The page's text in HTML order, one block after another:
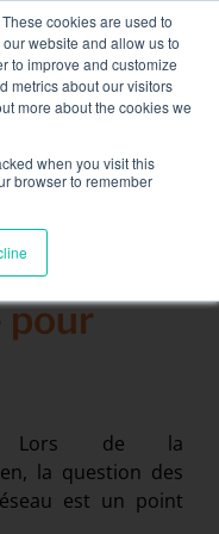
cookies are used to
website and allow us to
to improve and customize
metrics about our visitors
more about the cookies we
when you visit this
browser to remember
3.5 MW / MVA
ici.
Toggle
pour
Lors de la
la question des
est un point